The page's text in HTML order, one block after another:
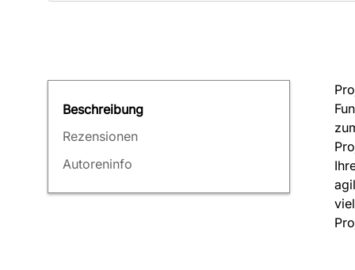
Beschreibung
Rezensionen
Autoreninfo